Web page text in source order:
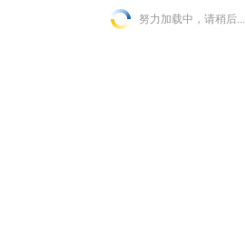
努力加载中，请稍后...